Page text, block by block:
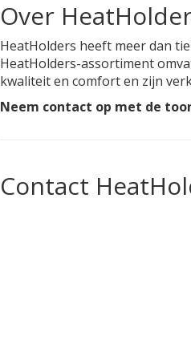
Over
HeatHolders heeft meer dan
HeatHolders-assortiment
kwaliteit en comfort en zijn
Neem contact op met de
Contact